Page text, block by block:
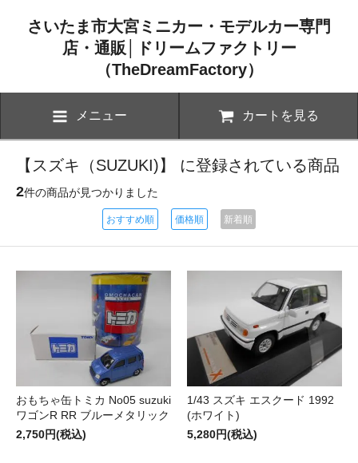
さいたま市大宮ミニカー・モデルカー専門
店・通販│ドリームファクトリー
（TheDreamFactory）
メニュー カートを見る
【スズキ（SUZUKI)】 に登録されている商品
2件の商品が見つかりました
おすすめ順 価格順 新着順
おもちゃ缶トミカ No05 suzuki
ワゴンR RR ブルーメタリック
2,750円(税込)
1/43 スズキ エスクード 1992
(ホワイト)
5,280円(税込)